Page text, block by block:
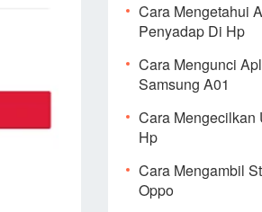
Cara Mengetahui
Penyadap Di Hp
Cara Mengunci
Samsung A01
Cara Mengecilkan
Hp
Cara Mengambil
Oppo